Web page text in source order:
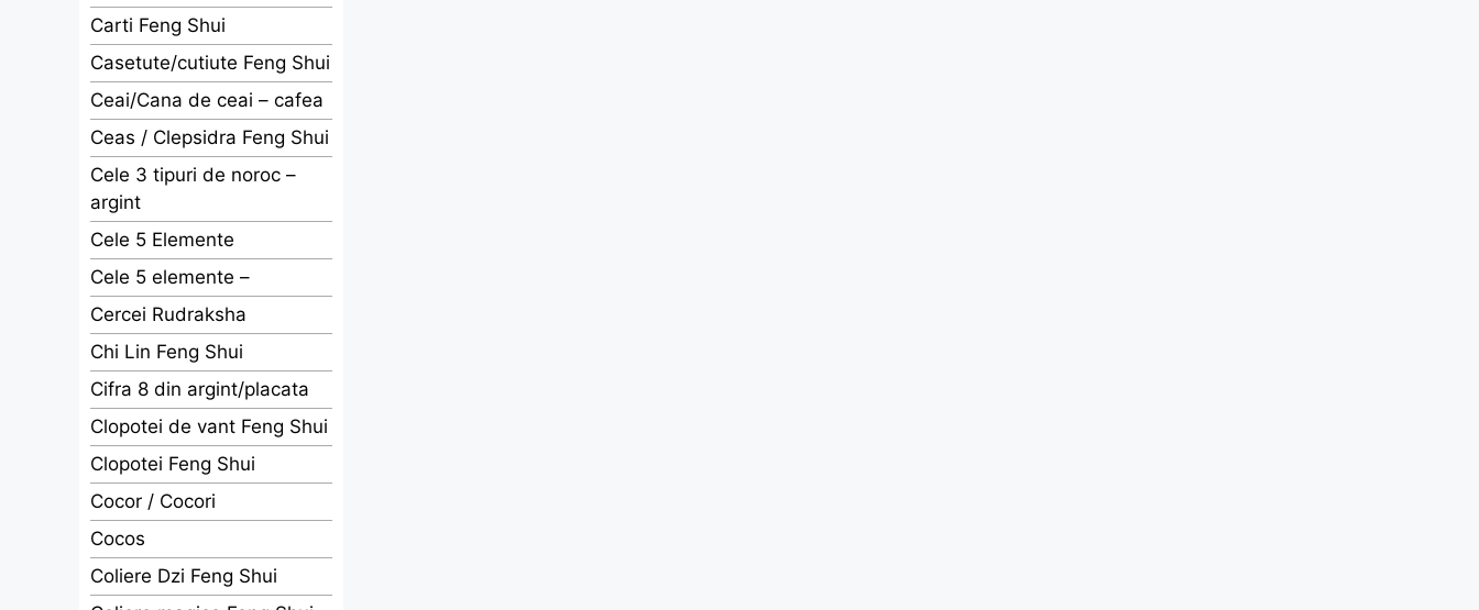
Carti Feng Shui
Casetute/cutiute Feng Shui
Ceai/Cana de ceai – cafea
Ceas / Clepsidra Feng Shui
Cele 3 tipuri de noroc –
argint
Cele 5 Elemente
Cele 5 elemente –
Cercei Rudraksha
Chi Lin Feng Shui
Cifra 8 din argint/placata
Clopotei de vant Feng Shui
Clopotei Feng Shui
Cocor / Cocori
Cocos
Coliere Dzi Feng Shui